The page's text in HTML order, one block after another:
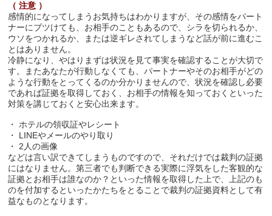
（ 注意 ）
感情的になってしまうお気持ちはわかりますが、その感情をパート
ナーにブツけても、お相手のこともあるので、シラを切られるか、
ウソをつかれるか、または逆ギレされてしまうなど話が前に進むこ
とはありません。
冷静になり、やはりまずは状況を見て事実を確認することが大切で
す。またあなたが行動しなくても、パートナーやそのお相手がどの
ような行動をとってくるのか分かりませんので、状況を確認し必要
であれば証拠を取得しておく、お相手の情報を知っておくといった
対策を講じておくと安心出来ます。
・ ホテルの領収証やレシート
・ LINEやメールのやり取り
・ 2人の画像
などは言い訳できてしまうものですので、それだけでは裁判の証拠
にはなりません。第三者でも判断できる実際に浮気をした客観的な
証拠とお相手は誰なのか？といった情報を取得した上で、上記のも
のを付加するといったかたちをとることで裁判の証拠資料として有
益なものとなります。